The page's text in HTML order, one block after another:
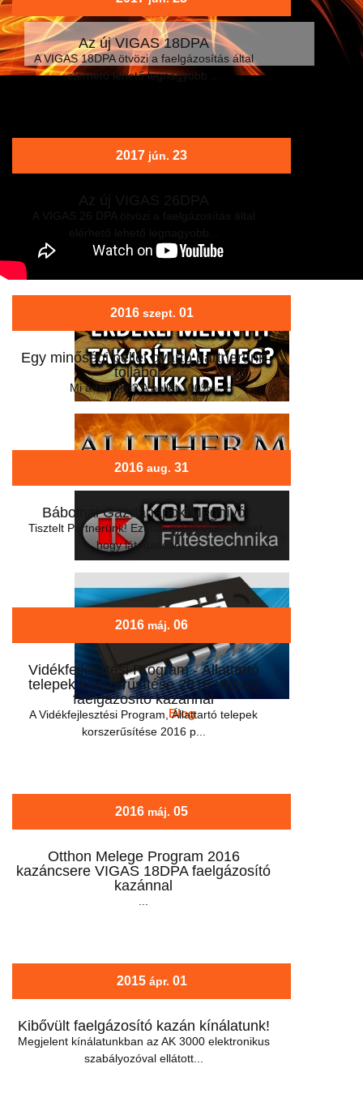
Blog
Az új VIGAS 18DPA
A VIGAS 18DPA ötvözi a faelgázosítás által
elérhető lehető legnagyobb ...
2017 jún. 23
2016 szept. 01
Egy minőségi pellet gyártó partnerünk
tollából...
Mi a fapellet? A pellet 100%-...
2016 aug. 31
Bábolnai Gazdanapok Meghívó
Tisztelt Partnerünk! Ezúton meghívjuk Önöket,
hogy látogassan...
2016 máj. 06
Vidékfejlesztési Program - Állattartó
telepek korszerűsítése 2016 VIGAS
faelgázosító kazánnal
A Vidékfejlesztési Program, Állattartó telepek
korszerűsítése 2016 p...
2016 máj. 05
Otthon Melege Program 2016
kazáncsere VIGAS 18DPA faelgázosító
kazánnal
2015 ápr. 01
Kibővült faelgázosító kazán kínálatunk!
Megjelent kínálatunkban az AK 3000 elektronikus
szabályozóval ellátott...